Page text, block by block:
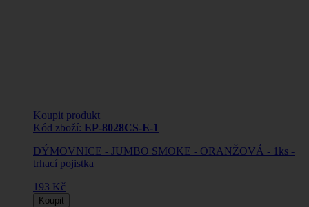
Koupit produkt
Kód zboží: EP-8028CS-E-1
DÝMOVNICE - JUMBO SMOKE - ORANŽOVÁ - 1ks -
trhací pojistka
193 Kč
Koupit